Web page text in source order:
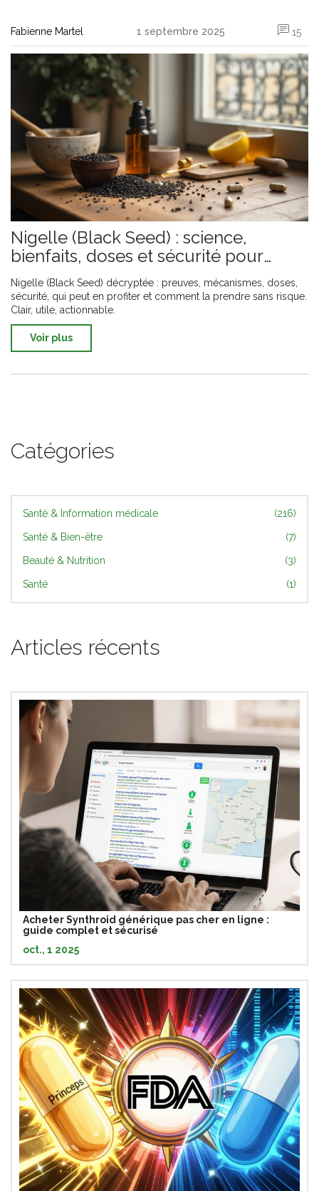
Fabienne Martel 1 septembre 2025 15
Nigelle (Black Seed) : science,
bienfaits, doses et sécurité pour
booster votre santé
Nigelle (Black Seed) décryptée : preuves, mécanismes, doses,
sécurité, qui peut en profiter et comment la prendre sans risque.
Clair, utile, actionnable.
Voir plus
Catégories
Santé & Information médicale (216)
Santé & Bien-être (7)
Beauté & Nutrition (3)
Santé (1)
Articles récents
Acheter Synthroid générique pas cher en ligne :
guide complet et sécurisé
oct., 1 2025